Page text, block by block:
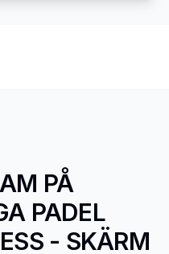
PÅ
PADEL
- SKÄRM